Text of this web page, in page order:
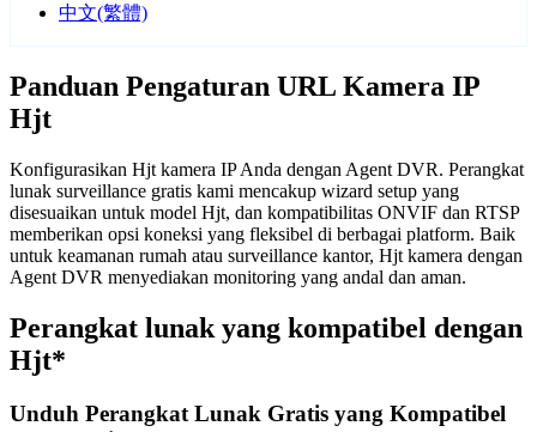
中文(繁體)
Panduan Pengaturan URL Kamera IP
Hjt
Konfigurasikan Hjt kamera IP Anda dengan Agent DVR. Perangkat
lunak surveillance gratis kami mencakup wizard setup yang
disesuaikan untuk model Hjt, dan kompatibilitas ONVIF dan RTSP
memberikan opsi koneksi yang fleksibel di berbagai platform. Baik
untuk keamanan rumah atau surveillance kantor, Hjt kamera dengan
Agent DVR menyediakan monitoring yang andal dan aman.
Perangkat lunak yang kompatibel dengan
Hjt*
Unduh Perangkat Lunak Gratis yang Kompatibel